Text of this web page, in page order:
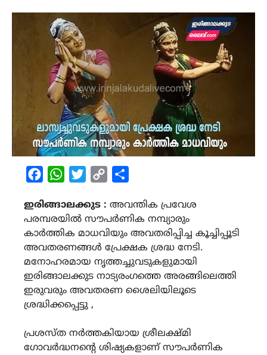
FacebookWhatsAppTwitterCopy
ഇരിങ്ങാലക്കുട : അവന്തിക പ്രവേശ
പരമ്പരയിൽ സൗപർണിക നമ്പ്യാരും
കാർത്തിക മാധവിയും അവതരിപ്പിച്ച കൂച്ചിപ്പൂടി
അവതരണങ്ങൾ പ്രേക്ഷക ശ്രദ്ധ നേടി.
മനോഹരമായ നൃത്തച്ചുവടുകളുമായി
ഇരിങ്ങാലക്കുട നാട്യരംഗത്തെ അരങ്ങിലെത്തി
ഇരുവരും അവതരണ ശൈലിയിലൂടെ
ശ്രദ്ധിക്കപ്പെട്ടു ,
പ്രശസ്ത നർത്തകിയായ ശ്രീലക്ഷ്മി
ഗോവർദ്ധനൻ്റെ ശിഷ്യകളാണ് സൗപർണിക